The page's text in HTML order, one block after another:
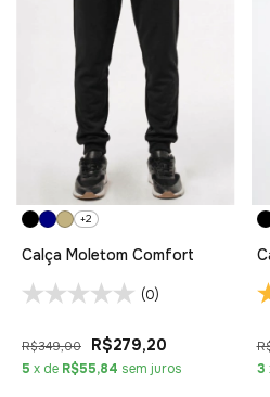
+2
Calça Moletom Comfort
(0)
R$349,00 R$279,20
5 x de R$55,84 sem juros 3